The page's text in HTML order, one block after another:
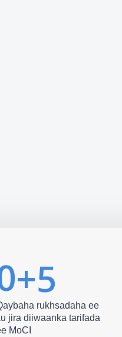
+5
rukhsadaha ee
jira diiwaanka tarifada
MoCI